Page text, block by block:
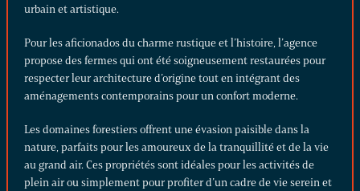
urbain et artistique.
Pour les aficionados du charme rustique et l’histoire, l’agence
propose desfermesqui ont été soigneusement restaurées pour
respecter leur architecture d’origine tout en intégrant des
aménagements contemporains pour un confort moderne.
Les domaines forestiers offrent une évasion paisible dans la
nature, parfaits pour les amoureux de la tranquillité et de la vie
au grand air. Ces propriétés sont idéales pour les activités de
plein air ou simplement pour profiter d’un cadre de vie serein et